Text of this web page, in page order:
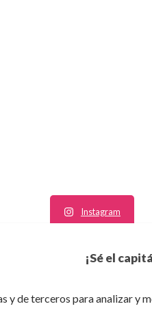
¡Sé el
y de terceros para analizar y
Instagram